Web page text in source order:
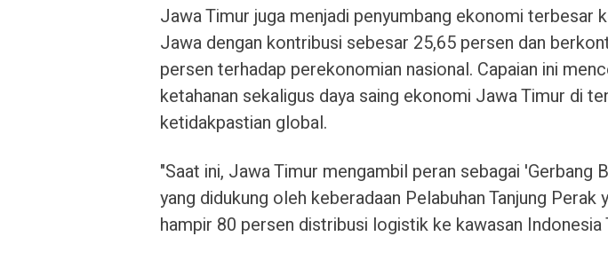
Jawa Timur juga menjadi penyumbang ekonomi terbesar
Jawa dengan kontribusi sebesar 25,65 persen dan
persen terhadap perekonomian nasional. Capaian ini
ketahanan sekaligus daya saing ekonomi Jawa Timur di
ketidakpastian global.
"Saat ini, Jawa Timur mengambil peran sebagai 'Gerbang
yang didukung oleh keberadaan Pelabuhan Tanjung Perak
hampir 80 persen distribusi logistik ke kawasan Indonesia